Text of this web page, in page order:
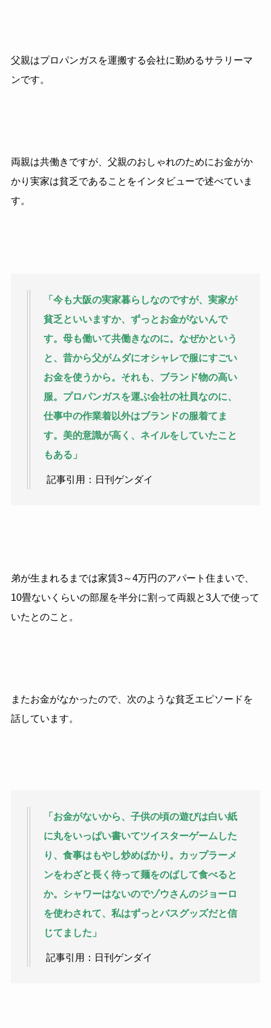
父親はプロパンガスを運搬する会社に勤めるサラリーマ
ンです。
両親は共働きですが、父親のおしゃれのためにお金がか
かり実家は貧乏であることをインタビューで述べていま
す。
「今も大阪の実家暮らしなのですが、実家が
貧乏といいますか、ずっとお金がないんで
す。母も働いて共働きなのに。なぜかという
と、昔から父がムダにオシャレで服にすごい
お金を使うから。それも、ブランド物の高い
服。プロパンガスを運ぶ会社の社員なのに、
仕事中の作業着以外はブランドの服着てま
す。美的意識が高く、ネイルをしていたこと
もある」
記事引用：日刊ゲンダイ
弟が生まれるまでは家賃3～4万円のアパート住まいで、
10畳ないくらいの部屋を半分に割って両親と3人で使って
いたとのこと。
またお金がなかったので、次のような貧乏エピソードを
話しています。
「お金がないから、子供の頃の遊びは白い紙
に丸をいっぱい書いてツイスターゲームした
り、食事はもやし炒めばかり。カップラーメ
ンをわざと長く待って麺をのばして食べると
か。シャワーはないのでゾウさんのジョーロ
を使わされて、私はずっとバスグッズだと信
じてました」
記事引用：日刊ゲンダイ